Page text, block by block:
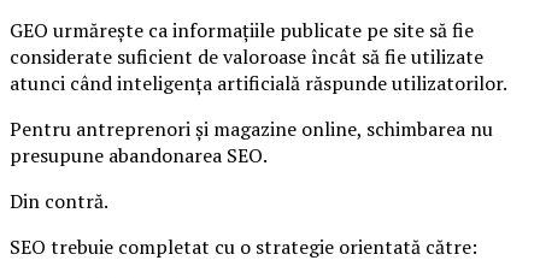
GEO urmărește ca informațiile publicate pe site să fie
considerate suficient de valoroase încât să fie utilizate
atunci când inteligența artificială răspunde utilizatorilor.
Pentru antreprenori și magazine online, schimbarea nu
presupune abandonarea SEO.
Din contră.
SEO trebuie completat cu o strategie orientată către: